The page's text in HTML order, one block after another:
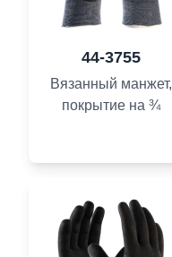
44-3755
Вязанный манжет,
покрытие на ¾